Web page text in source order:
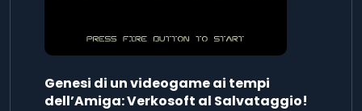
Genesi di un videogame ai tempi
dell’Amiga: Verkosoft al Salvataggio!